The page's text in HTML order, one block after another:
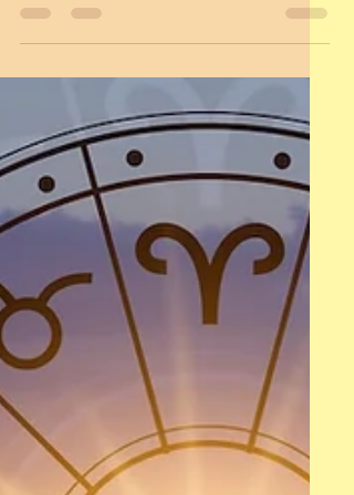
Hviezdy hovoria ,,Je
nutné vratit sa do
minulosti ,, ???
September nas vyzval do retrospektivy,
prehodnoteniu minulosti . 7
retrogradnych planét začiatkom
mesiaca je vážne pozastavenie sa nad...